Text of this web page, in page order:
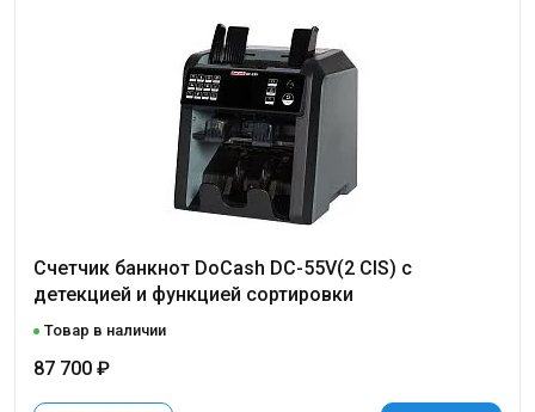
Счетчик банкнот DoCash DC-55V(2 CIS) с
детекцией и функцией сортировки
Товар в наличии
87 700 ₽